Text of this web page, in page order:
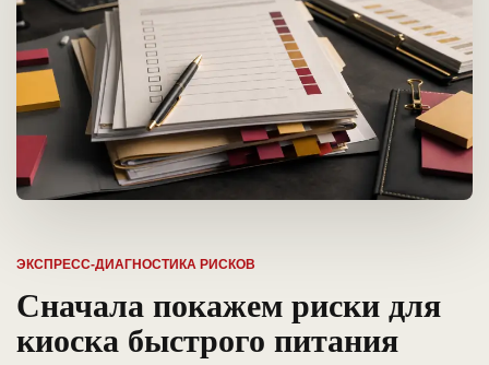
ЭКСПРЕСС-ДИАГНОСТИКА РИСКОВ
Сначала покажем риски для
киоска быстрого питания